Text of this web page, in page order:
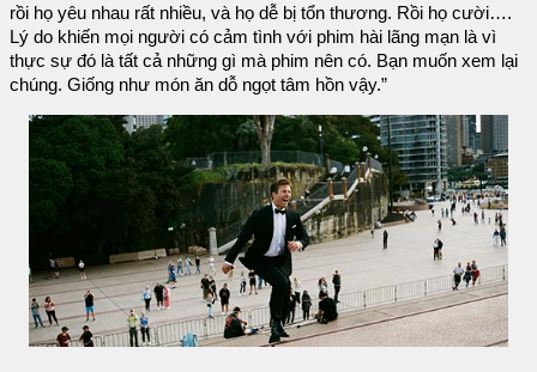
rồi họ yêu nhau rất nhiều, và họ dễ bị tổn thương. Rồi họ cười….
Lý do khiến mọi người có cảm tình với phim hài lãng mạn là vì
thực sự đó là tất cả những gì mà phim nên có. Bạn muốn xem lại
chúng. Giống như món ăn dỗ ngọt tâm hồn vậy.”